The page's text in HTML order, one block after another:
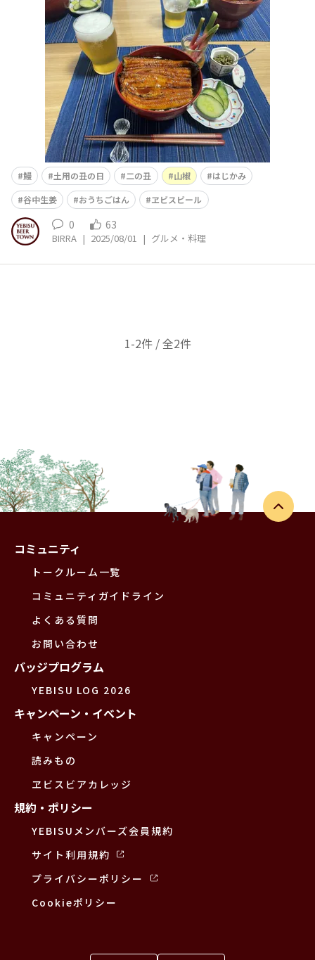
鰻 土用の丑の日 二の丑 山椒
はじかみ
谷中生姜
おうちごはん ヱビスビール
0 63
BIRRA | 2025/08/01 | グルメ・料理
1-2件 / 全2件
コミュニティ
トークルーム一覧
コミュニティガイドライン
よくある質問
お問い合わせ
バッジプログラム
YEBISU LOG 2026
キャンペーン・イベント
キャンペーン
読みもの
ヱビスビアカレッジ
規約・ポリシー
YEBISUメンバーズ会員規約
サイト利用規約
プライバシーポリシー
Cookieポリシー